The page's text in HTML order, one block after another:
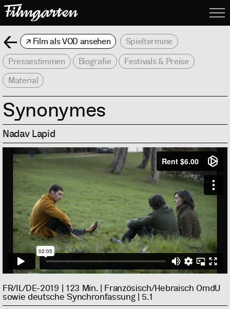
Zurück
Film als VOD ansehen
Spieltermine
Pressestimmen
Biografie
Festivals & Preise
Material
Synonymes
Nadav Lapid
Info
FR/IL/DE-2019 | 123 Min. | Französisch/Hebraisch OmdU
sowie deutsche Synchronfassung | 5.1